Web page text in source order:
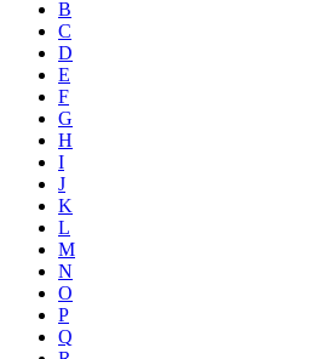
B
C
D
E
F
G
H
I
J
K
L
M
N
O
P
Q